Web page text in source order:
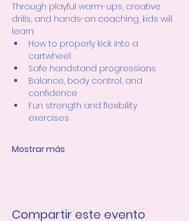
Through playful warm-ups, creative
drills, and hands-on coaching, kids will
learn:
How to properly kick into a
cartwheel
Safe handstand progressions
Balance, body control, and
confidence
Fun strength and flexibility
exercises
Mostrar más
Compartir este evento